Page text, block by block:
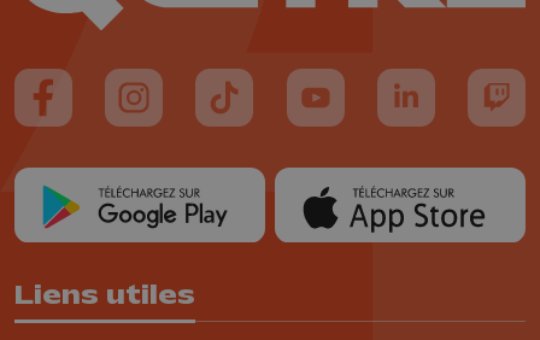
Suivez-nous sur FaceBook
Suivez-nous sur Instagram
Suivez-nous sur TikTok
Suivez-nous sur YouTube
Suivez-nous
Liens utiles